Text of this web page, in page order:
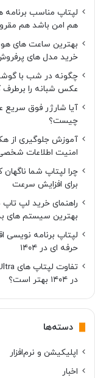
لپتاپ مناسب برنامه
هم امن باشد هم
خرید مدل های پرفروش
چگونه در شب با
عکس شبانه را برطرف
آیا شارژر فوق سریع
چیست؟
امنیت اطلاعات
برای افزایش سرعت
بهترین سیستم های
حرفه ای در ۱۴۰۴
در ۱۴۰۴ بهتر است؟
دسته‌ها
اپلیکیشن و نرم‌افزار
اخبار